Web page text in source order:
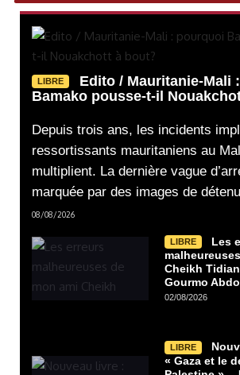
LIBRE
Edito / Mauritanie-Mali
Bamako pousse-t-il
Depuis trois ans, les incidents
ressortissants mauritaniens au
multiplient. La dernière vague
marquée par des images de
08/08/2026
LIBRE
Les
Cheikh
Gourmo
02/08/2026
LIBRE
« Gaza et le